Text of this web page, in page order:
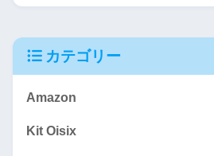
カテゴリー
Amazon
Kit Oisix